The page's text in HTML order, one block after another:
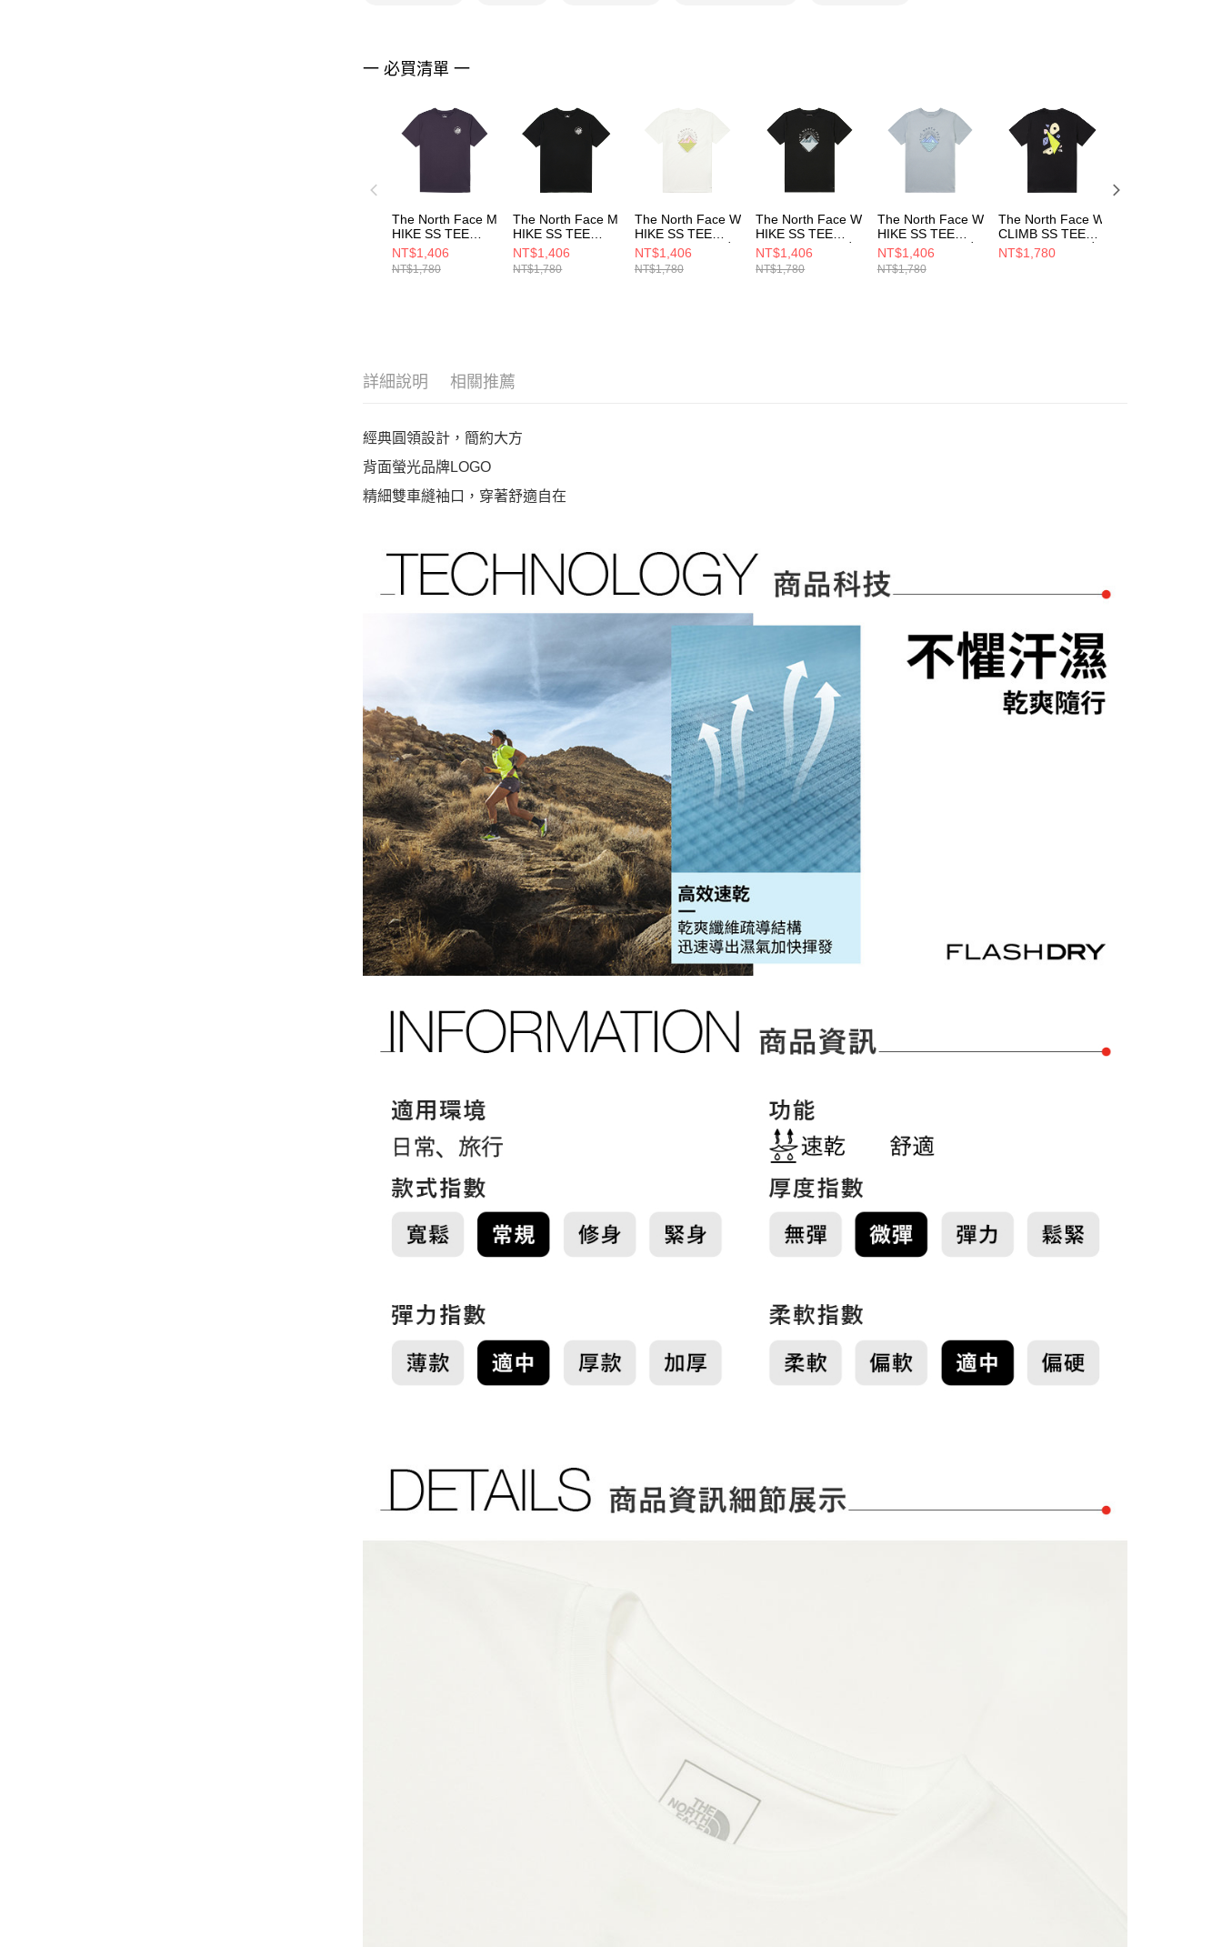
結果請求用戶進行身份認證。
５．嚴禁一人註冊多個帳號或使用他人資訊註冊。若發現惡意使用之情
形，恩沛科技股份有限公司將有權停止該用戶之使用額度並採取法律行
一 必買清單 一
The North Face M
HIKE SS TEE
GRAPHIC - AP 男
短袖上衣
NF0A8GZVG5O
NT$1,406
NT$1,780
The North Face M
HIKE SS TEE
GRAPHIC - AP 男
短袖上衣
NF0A8GZVJK3
NT$1,406
NT$1,780
The North Face W
HIKE SS TEE
GRAPHIC - AP 女
短袖上衣
NF0A8GZWFN4
NT$1,406
NT$1,780
The North Face W
HIKE SS TEE
GRAPHIC - AP 女
短袖上衣
NF0A8GZWJK3
NT$1,406
NT$1,780
The North Face W
HIKE SS TEE
GRAPHIC - AP 女
短袖上衣
NF0A8GZWFM2
NT$1,406
NT$1,780
The North Face W
CLIMB SS TEE
GRAPHIC - AP 女
短袖上衣
NT$1,780
詳細說明 相關推薦
經典圓領設計，簡約大方
背面螢光品牌LOGO
精細雙車縫袖口，穿著舒適自在